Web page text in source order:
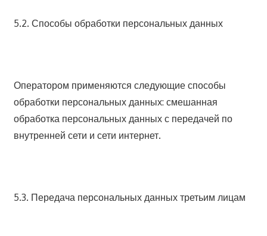
5.2. Способы обработки персональных данных
Оператором применяются следующие способы
обработки персональных данных: смешанная
обработка персональных данных с передачей по
внутренней сети и сети интернет.
5.3. Передача персональных данных третьим лицам